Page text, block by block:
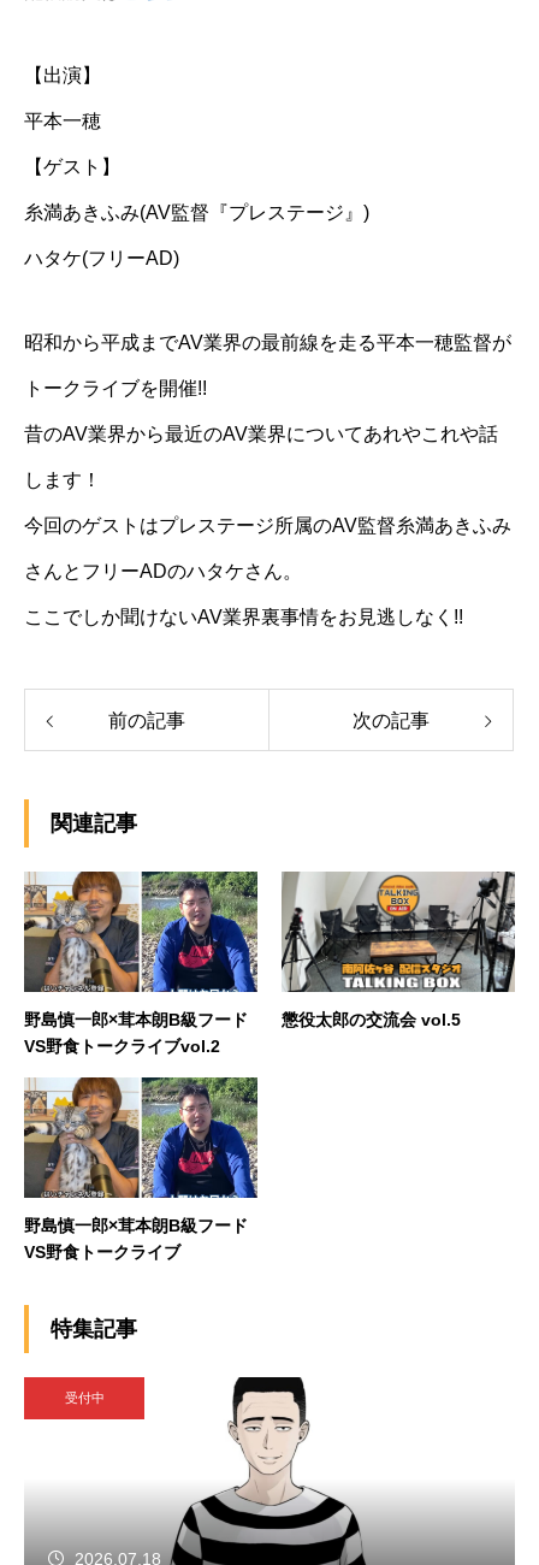
【出演】
平本一穂
【ゲスト】
糸満あきふみ(AV監督『プレステージ』)
ハタケ(フリーAD)
昭和から平成までAV業界の最前線を走る平本一穂監督が
トークライブを開催!!
昔のAV業界から最近のAV業界についてあれやこれや話
します！
今回のゲストはプレステージ所属のAV監督糸満あきふみ
さんとフリーADのハタケさん。
ここでしか聞けないAV業界裏事情をお見逃しなく!!
前の記事 次の記事
関連記事
野島慎一郎×茸本朗B級フード
VS野食トークライブvol.2
懲役太郎の交流会 vol.5
野島慎一郎×茸本朗B級フード
VS野食トークライブ
特集記事
受付中
2026.07.18